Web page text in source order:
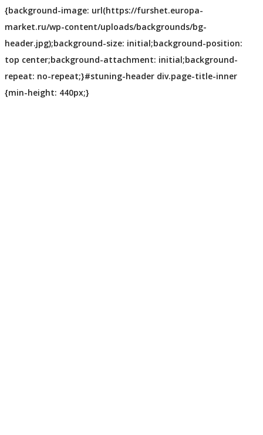
{background-image: url(https://furshet.europa-
market.ru/wp-content/uploads/backgrounds/bg-
header.jpg);background-size: initial;background-position:
top center;background-attachment: initial;background-
repeat: no-repeat;}#stuning-header div.page-title-inner
{min-height: 440px;}